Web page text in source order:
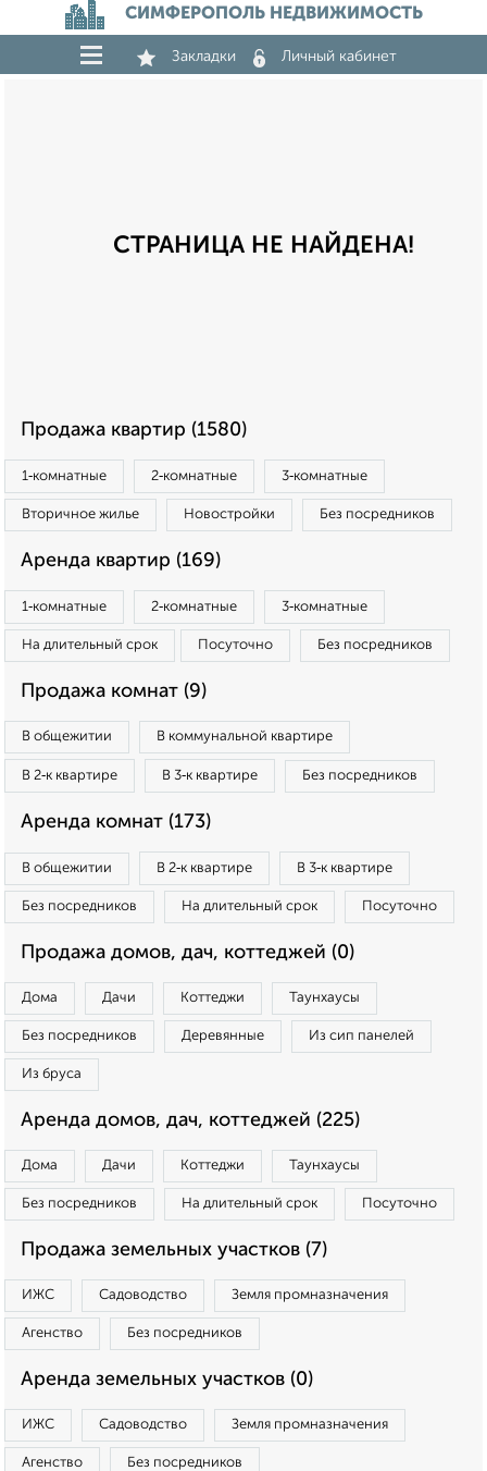
СИМФЕРОПОЛЬ НЕДВИЖИМОСТЬ
Закладки Личный кабинет
СТРАНИЦА НЕ НАЙДЕНА!
Продажа квартир (1580)
1‑комнатные 2‑комнатные 3‑комнатные
Вторичное жилье Новостройки Без посредников
Аренда квартир (169)
1‑комнатные 2‑комнатные 3‑комнатные
На длительный срок Посуточно Без посредников
Продажа комнат (9)
В общежитии В коммунальной квартире
В 2‑к квартире В 3‑к квартире Без посредников
Аренда комнат (173)
В общежитии В 2‑к квартире В 3‑к квартире
Без посредников На длительный срок Посуточно
Продажа домов, дач, коттеджей (0)
Дома Дачи Коттеджи Таунхаусы
Без посредников Деревянные Из сип панелей
Из бруса
Аренда домов, дач, коттеджей (225)
Дома Дачи Коттеджи Таунхаусы
Без посредников На длительный срок Посуточно
Продажа земельных участков (7)
ИЖС Садоводство Земля промназначения
Агенство Без посредников
Аренда земельных участков (0)
ИЖС Садоводство Земля промназначения
Агенство Без посредников